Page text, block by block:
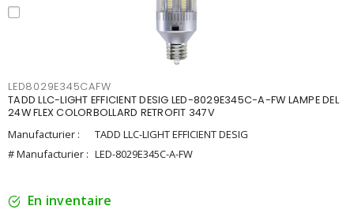
LED8029E345CAFW
TADD LLC-LIGHT EFFICIENT DESIG LED-8029E345C-A-FW LAMPE DEL
24W FLEX COLORBOLLARD RETROFIT 347V
Manufacturier :
TADD LLC-LIGHT EFFICIENT DESIG
# Manufacturier : LED-8029E345C-A-FW
En inventaire